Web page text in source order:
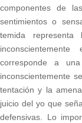
componentes de
sentimientos o
temida
corresponde a
inconscientemente
tentación y la
juicio del yo que
defensivas. Lo